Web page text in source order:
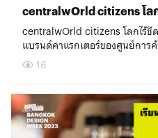
อารีย์ – ประดิพัทธ์ได้ที่
web.facebook.com/
พระนครได้ที่
ราวของย่านปากคลองตลาดได้ที่
web.facebook.com/
web.facebook.com/frecbkk
web.facebook.com/
ของย่านวงเวียนใหญ่ – ตลาดพลู
web.facebook.com/
ตลาดพลูให้กลายเป็นย่านสตรีทฟู้
ง่วนไถ่’ สิ่งปลูกสร้างเก่าแก่คู่ย่า
สร้างสรรค์ เพื่อให้ผู้คนต่างวัยมี
ร่วมกัน มีการแสดงเชิงทดลองอย่
ตลาดพลู’ ที่นำเสียงภายในย่าน เ
Art และคนชอบกินต้องถูกใจสิ่งนี้
ตลาดพลู’ ที่นำอาหารดั้งเดิมประ
สไตล์คนรุ่นใหม่มากขึ้นมิตรที่ดีทำ
เข้าใจมูลค่ามหาศาลของขยะที่ใค
“WASTE IS MORE” ของ
และสิ่งแวดล้อมที่ยั่งยืนให้เมือง
นวัตกรรม และความคิดสร้างสรร
Week 2023 นี้ MORE ได้ชวน 8
และออกแบบสร้างวัสดุทดแทน จ
เสีย ไม่ว่าจะเป็นขยะจากครัวเรื
น้ำ เปลือกไข่ไก่ กล่องนมยูเอชที
centralwOrld citizens โล
centralwOrld citizens โลกไร้ขี
แบรนด์คาแรกเตอร์ของศูนย์การ
อดและสร้างสรรค์เป็น
โดดเด่นสะดุดตา บริเวณหน้าอาค
นักออกแบบได้นำคำจากตัวอักษ
แรกเตอร์ ด้วยลายเส้นขี้เล่น มอ
หมายดีๆ แฝงอยู่ในคำอธิบาย ท
16